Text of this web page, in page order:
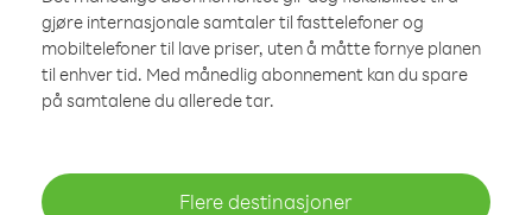
gjøre internasjonale samtaler til fasttelefoner og
mobiltelefoner til lave priser, uten å måtte fornye planen
til enhver tid. Med månedlig abonnement kan du spare
på samtalene du allerede tar.
Flere destinasjoner